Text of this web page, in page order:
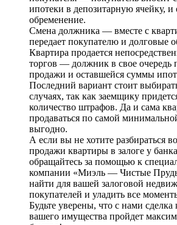
ипотеки в депозитарную ячейку, и
обременение.
Смена должника — вместе с
передает покупателю и долговые
Квартира продается
торгов — должник в свое очередь
продажи и оставшейся суммы
Последний вариант стоит
случаях, так как заемщику
количество штрафов. Да и сама
продаваться по самой
выгодно.
А если вы не хотите разбираться
продажи квартиры в залоге у
обращайтесь за помощью к
компании «Миэль — Чистые
найти для вашей залоговой
покупателей и уладить все
Будьте уверены, что с нами
вашего имущества пройдет